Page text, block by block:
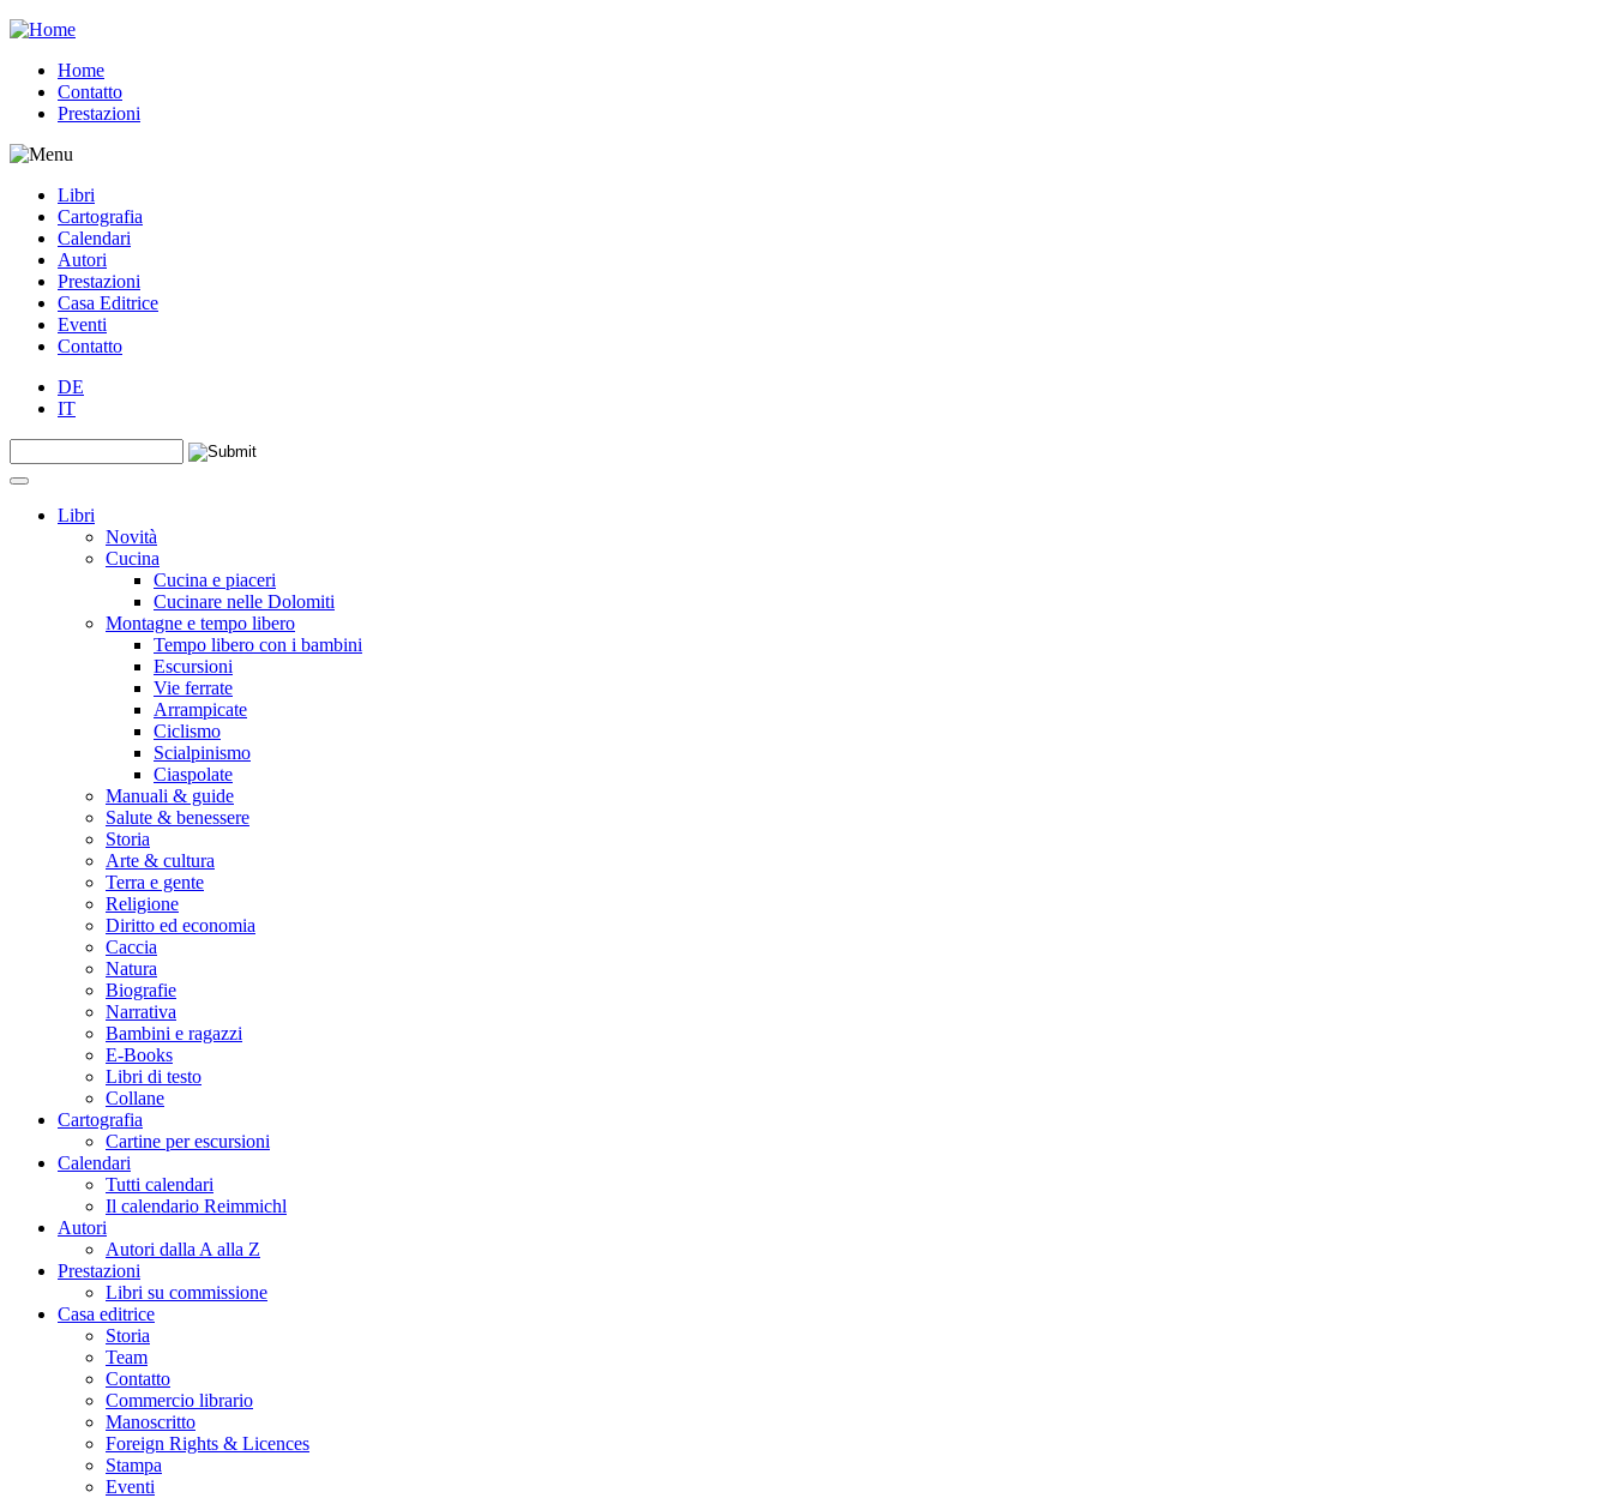
Jump to navigation
Home
Contatto
Prestazioni
Libri
Cartografia
Calendari
Autori
Prestazioni
Casa Editrice
Eventi
Contatto
DE
IT
Form di ricerca
Libri
Novità
Cucina
Cucina e piaceri
Cucinare nelle Dolomiti
Montagne e tempo libero
Tempo libero con i bambini
Escursioni
Vie ferrate
Arrampicate
Ciclismo
Scialpinismo
Ciaspolate
Manuali & guide
Salute & benessere
Storia
Arte & cultura
Terra e gente
Religione
Diritto ed economia
Caccia
Natura
Biografie
Narrativa
Bambini e ragazzi
E-Books
Libri di testo
Collane
Cartografia
Cartine per escursioni
Calendari
Tutti calendari
Il calendario Reimmichl
Autori
Autori dalla A alla Z
Prestazioni
Libri su commissione
Casa editrice
Storia
Team
Contatto
Commercio librario
Manoscritto
Foreign Rights & Licences
Stampa
Eventi